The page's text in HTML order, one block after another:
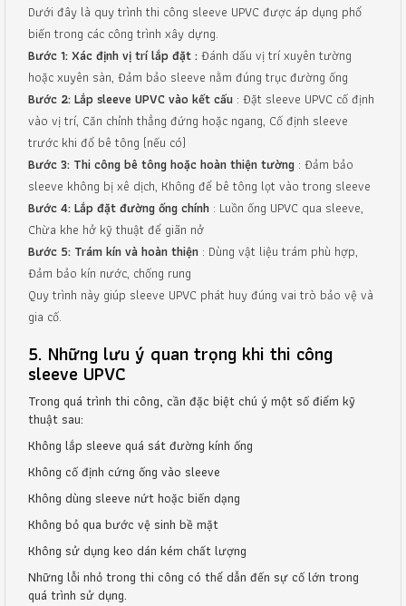
Dưới đây là quy trình thi công sleeve UPVC được áp dụng phổ
biến trong các công trình xây dựng.
Bước 1: Xác định vị trí lắp đặt :Đánh dấu vị trí xuyên tường
hoặc xuyên sàn, Đảm bảo sleeve nằm đúng trục đường ống
Bước 2: Lắp sleeve UPVC vào kết cấu : Đặt sleeve UPVC cố định
vào vị trí, Căn chỉnh thẳng đứng hoặc ngang, Cố định sleeve
trước khi đổ bê tông (nếu có)
Bước 3: Thi công bê tông hoặc hoàn thiện tường : Đảm bảo
sleeve không bị xê dịch, Không để bê tông lọt vào trong sleeve
Bước 4: Lắp đặt đường ống chính : Luồn ống UPVC qua sleeve,
Chừa khe hở kỹ thuật để giãn nở
Bước 5: Trám kín và hoàn thiện : Dùng vật liệu trám phù hợp,
Đảm bảo kín nước, chống rung
Quy trình này giúp sleeve UPVC phát huy đúng vai trò bảo vệ và
gia cố.
5. Những lưu ý quan trọng khi thi công
sleeve UPVC
Trong quá trình thi công, cần đặc biệt chú ý một số điểm kỹ
thuật sau:
Không lắp sleeve quá sát đường kính ống
Không cố định cứng ống vào sleeve
Không dùng sleeve nứt hoặc biến dạng
Không bỏ qua bước vệ sinh bề mặt
Không sử dụng keo dán kém chất lượng
Những lỗi nhỏ trong thi công có thể dẫn đến sự cố lớn trong
quá trình sử dụng.